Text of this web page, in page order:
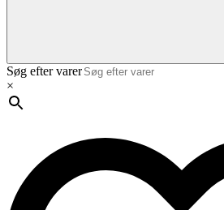
Søg efter varer
×